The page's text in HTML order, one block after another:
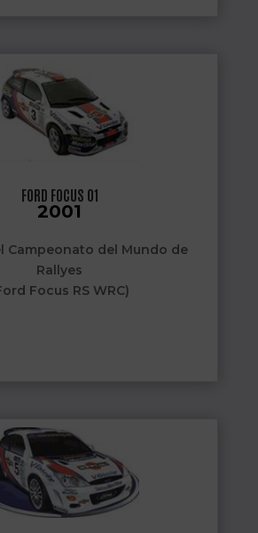
FORD FOCUS 01
2001
Campeonato del Mundo de
Rallyes
Focus RS WRC)